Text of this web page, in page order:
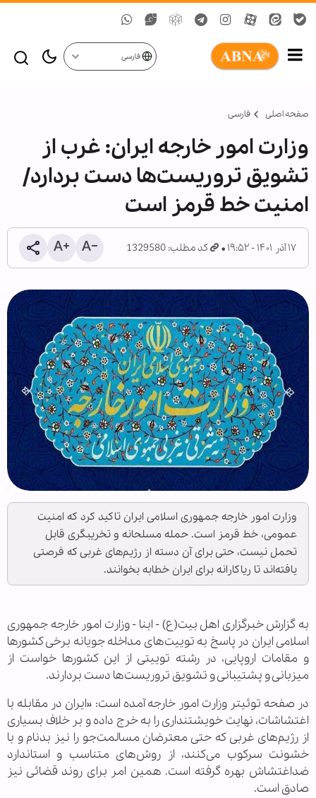
فارسی
صفحه اصلی فارسی
وزارت امور خارجه ایران: غرب از
تشویق تروریست‌ها دست بردارد/
امنیت خط قرمز است
۱۷ آذر ۱۴۰۱ - ۱۹:۵۲ کد مطلب: 1329580
وزارت امور خارجه جمهوری اسلامی ایران تاکید کرد که امنیت
عمومی، خط قرمز است. حمله مسلحانه و تخریبگری قابل
تحمل نیست، حتی برای آن دسته از رژیم‌های غربی که فرصتی
یافته‌اند تا ریاکارانه برای ایران خطابه بخوانند.
به گزارش خبرگزاری اهل بیت(ع) - ابنا - وزارت امور خارجه جمهوری
اسلامی ایران در پاسخ به توییت‌های مداخله جویانه برخی کشورها
و مقامات اروپایی، در رشته توییتی از این کشورها خواست از
میزبانی و پشتیبانی و تشویق تروریست‌ها دست بردارند.
در صفحه توئیتر وزارت امور خارجه آمده است: «ایران در مقابله با
اغتشاشات، نهایت خویشتنداری را به خرج داده و بر خلاف بسیاری
از رژیم‌های غربی که حتی معترضان مسالمت‌جو را نیز بدنام و با
خشونت سرکوب می‌کنند، از روش‌های متناسب و استاندارد
ضداغتشاش بهره گرفته است. همین امر برای روند قضائی نیز
صادق است.